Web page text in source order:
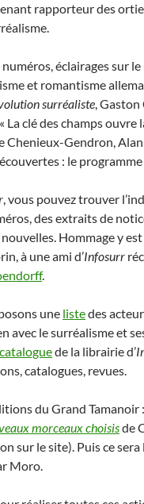
rapporteur des
éclairages sur
et romantisme
surréaliste, Gaston
La clé des champs
Chenieux-Gendron,
: le
, vous pouvez trouver
des extraits de
Hommage y
à une ami d’Infosurr
.
une listedes
avec le surréalisme et
cataloguede la librairie d’
catalogues, revues.
du Grand Tamanoir
morceaux choisisde
sur le site). Puis ce
Moro.